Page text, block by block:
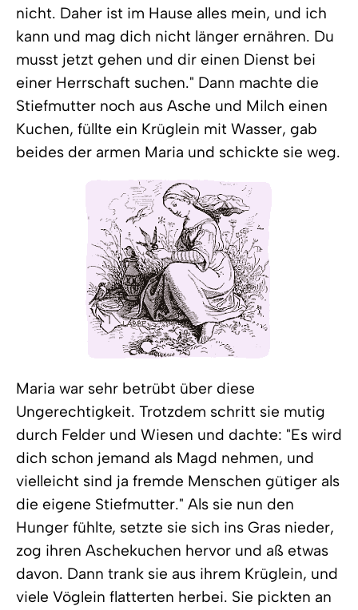
nicht. Daher ist im Hause alles mein, und ich
kann und mag dich nicht länger ernähren. Du
musst jetzt gehen und dir einen Dienst bei
einer Herrschaft suchen." Dann machte die
Stiefmutter noch aus Asche und Milch einen
Kuchen, füllte ein Krüglein mit Wasser, gab
beides der armen Maria und schickte sie weg.
Maria war sehr betrübt über diese
Ungerechtigkeit. Trotzdem schritt sie mutig
durch Felder und Wiesen und dachte: "Es wird
dich schon jemand als Magd nehmen, und
vielleicht sind ja fremde Menschen gütiger als
die eigene Stiefmutter." Als sie nun den
Hunger fühlte, setzte sie sich ins Gras nieder,
zog ihren Aschekuchen hervor und aß etwas
davon. Dann trank sie aus ihrem Krüglein, und
viele Vöglein flatterten herbei. Sie pickten an